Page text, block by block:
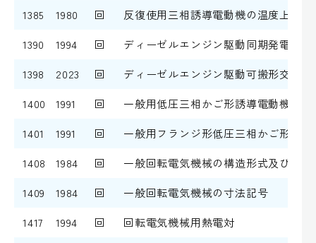
1385
1980 回
反復使用三相誘導電動機の温度上昇
1390
1994 回
ディーゼルエンジン駆動同期発電機
1398
2023 回
ディーゼルエンジン駆動可搬形交流
1400
1991 回
一般用低圧三相かご形誘導電動機の寸
1401
1991 回
一般用フランジ形低圧三相かご形誘
1408
1984 回
一般回転電気機械の構造形式及び取
1409
1984 回
一般回転電気機械の寸法記号
1417
1994 回
回転電気機械用熱電対